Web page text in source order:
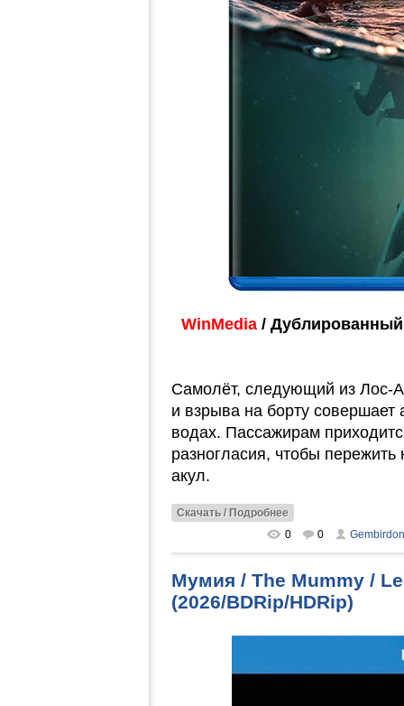
WinMedia/
Самолёт, следующий из Лос-
и взрыва на борту
водах. Пассажирам
разногласия, чтобы
акул.
Скачать / Подробнее
0
0 Gembirdon
Мумия / The Mummy /
(2026/BDRip/HDRip)